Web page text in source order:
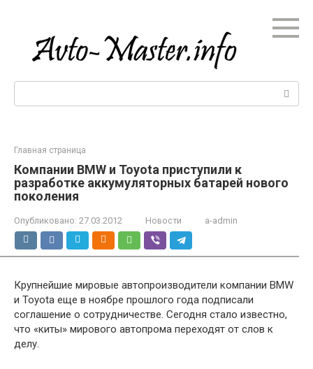
Главная страница
Компании BMW и Toyota приступили к
разработке аккумуляторных батарей нового
поколения
Опубликовано: 27.03.2012 Новости a-admin
Крупнейшие мировые автопроизводители компании BMW
и Toyota еще в ноябре прошлого года подписали
соглашение о сотрудничестве. Сегодня стало известно,
что «киты» мирового автопрома переходят от слов к
делу.